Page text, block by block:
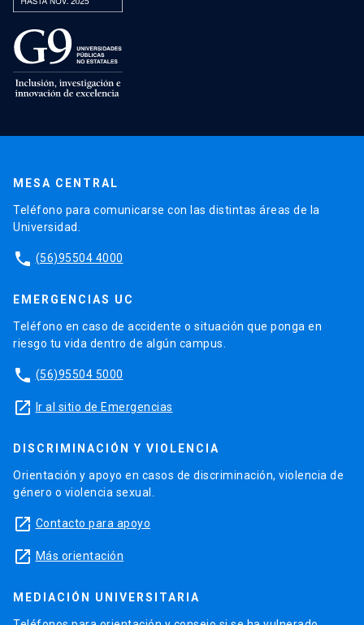
MESA CENTRAL
Teléfono para comunicarse con las distintas áreas de la
Universidad.
phone (56)95504 4000
EMERGENCIAS UC
Teléfono en caso de accidente o situación que ponga en
riesgo tu vida dentro de algún campus.
phone (56)95504 5000
launch Ir al sitio de Emergencias
DISCRIMINACIÓN Y VIOLENCIA
Orientación y apoyo en casos de discriminación, violencia de
género o violencia sexual.
launch Contacto para apoyo
launch Más orientación
MEDIACIÓN UNIVERSITARIA